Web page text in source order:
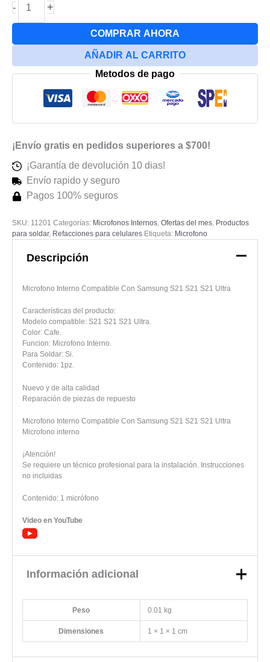
-
Interno
Con
S21
+
COMPRAR AHORA
AÑADIR AL CARRITO
Metodos de pago
¡Envío gratis en pedidos superiores a $700!
¡Garantía de devolución 10 dias!
Envío rapido y seguro
Pagos 100% seguros
SKU: 11201 Categorías: Microfonos Internos, Ofertas del mes, Productos
para soldar, Refacciones para celulares Etiqueta: Microfono
Descripción
Microfono Interno Compatible Con Samsung S21 S21 S21 Ultra
Características del producto:
Modelo compatible: S21 S21 S21 Ultra.
Color: Cafe.
Funcion: Microfono Interno.
Para Soldar: Si.
Contenido: 1pz.
Nuevo y de alta calidad
Reparación de piezas de repuesto
Microfono Interno Compatible Con Samsung S21 S21 S21 Ultra
Microfono interno
¡Atención!
Se requiere un técnico profesional para la instalación. Instrucciones
no incluidas
Contenido: 1 micrófono
Video en YouTube
Información adicional
Peso 0.01 kg
Dimensiones 1 × 1 × 1 cm